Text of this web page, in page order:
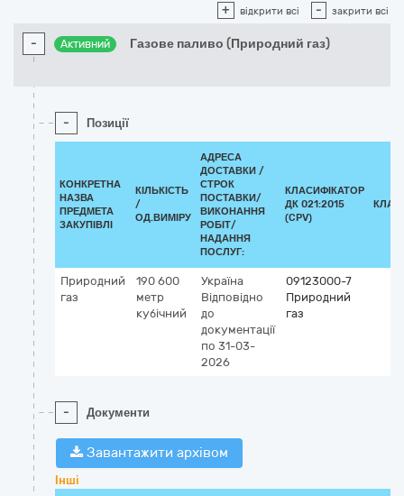
+ відкрити всі - закрити всі
- Активний Газове паливо (Природний газ)
- Позиції
КОНКРЕТНА
НАЗВА
ПРЕДМЕТА
ЗАКУПІВЛІ
КІЛЬКІСТЬ
/
ОД.ВИМІРУ
АДРЕСА
ДОСТАВКИ /
СТРОК
ПОСТАВКИ/
ВИКОНАННЯ
РОБІТ/
НАДАННЯ
ПОСЛУГ:
КЛАСИФІКАТОР
ДК 021:2015
(CPV)
Природний
газ
190 600
метр
кубічний
Україна
Відповідно
до
документації
по 31-03-
2026
09123000-7
Природний
газ
- Документи
Завантажити архівом
Інші